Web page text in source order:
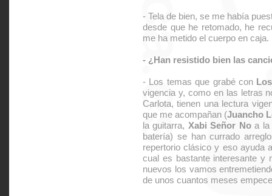
- Tela de bien, se me había
desde que he retomado, he
me ha metido el cuerpo en caja.
- ¿Han resistido bien las
- Los temas que grabé con
vigencia y, como en las letras
Carlota, tienen una lectura
que me acompañan (Juancho
la guitarra, Xabi Señor Noa la
batería) se han currado
repertorio clásico y eso ayuda
cual es bastante interesante y
nuevos los vamos
de unos cuantos meses